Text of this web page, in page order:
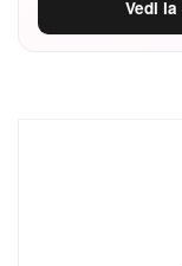
Vedi